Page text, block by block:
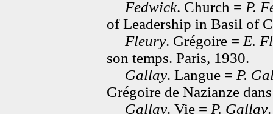
Fedwick. Church = P.
of Leadership in Basil of
Fleury. Grégoire = E.
son temps. Paris, 1930.
Gallay. Langue = P.
Grégoire de Nazianze
Gallay. Vie = P. Gallay